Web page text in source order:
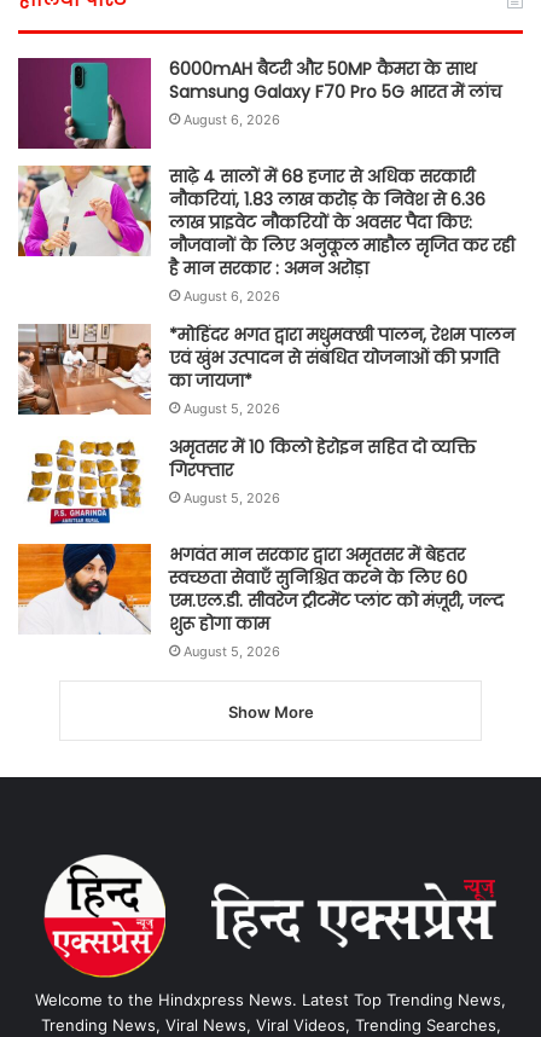
6000mAH बैटरी और 50MP कैमरा के साथ
Samsung Galaxy F70 Pro 5G भारत में लांच
August 6, 2026
साढ़े 4 सालों में 68 हजार से अधिक सरकारी
नौकरियां, 1.83 लाख करोड़ के निवेश से 6.36
लाख प्राइवेट नौकरियों के अवसर पैदा किए:
नौजवानों के लिए अनुकूल माहौल सृजित कर रही
है मान सरकार : अमन अरोड़ा
August 6, 2026
*मोहिंदर भगत द्वारा मधुमक्खी पालन, रेशम पालन
एवं खुंभ उत्पादन से संबंधित योजनाओं की प्रगति
का जायजा*
August 5, 2026
अमृतसर में 10 किलो हेरोइन सहित दो व्यक्ति
गिरफ्तार
August 5, 2026
भगवंत मान सरकार द्वारा अमृतसर में बेहतर
स्वच्छता सेवाएँ सुनिश्चित करने के लिए 60
एम.एल.डी. सीवरेज ट्रीटमेंट प्लांट को मंज़ूरी, जल्द
शुरू होगा काम
August 5, 2026
Show More
Welcome to the Hindxpress News. Latest Top Trending News,
Trending News, Viral News, Viral Videos, Trending Searches,